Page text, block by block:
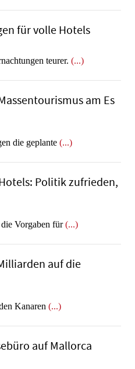
für volle Hotels
teurer. (...)
am Es
die geplante (...)
Politik zufrieden,
Vorgaben für(...)
auf die
Kanaren (...)
auf Mallorca